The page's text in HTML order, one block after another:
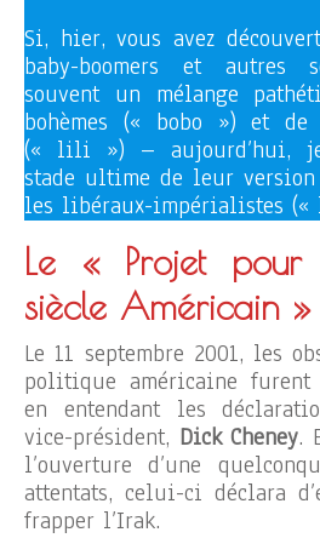
Si, hier, vous avez
baby-boomers et autres
souvent un mélange
bohèmes (« bobo ») et de
(« lili ») – aujourd’hui,
stade ultime de leur
les libéraux-impérialistes («
Le « Projet pour
siècle Américain »
Le 11 septembre 2001, les
politique américaine furent
en entendant les
vice-président, Dick Cheney.
l’ouverture d’une
attentats, celui-ci déclara
frapper l’Irak.